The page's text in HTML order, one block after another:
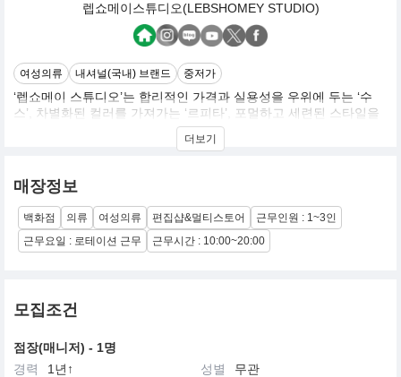
렙쇼메이스튜디오(LEBSHOMEY STUDIO)
여성의류 내셔널(국내) 브랜드 중저가
‘렙쇼메이 스튜디오’는 합리적인 가격과 실용성을 우위에 두는 ‘수
스’, 차별화된 컬러를 가져가는 ‘르피타’, 포멀하고 세련된 스타일을
추가하는 ‘메종블랑쉬’까지 3개 여성복 브랜드가 한데 구성된 복합
관이다. 의류부터 디자인 패브릭 아이템, 모자, 슈즈 등 다양한 아이
딸’이 동시에 쇼핑할 수 있는 공간이다.
더보기
매장정보
백화점 의류 여성의류 편집샵&멀티스토어
근무인원 : 1~3인
근무요일 : 로테이션 근무
근무시간 : 10:00~20:00
모집조건
점장(매니저) - 1명
경력
1년↑ 성별
무관